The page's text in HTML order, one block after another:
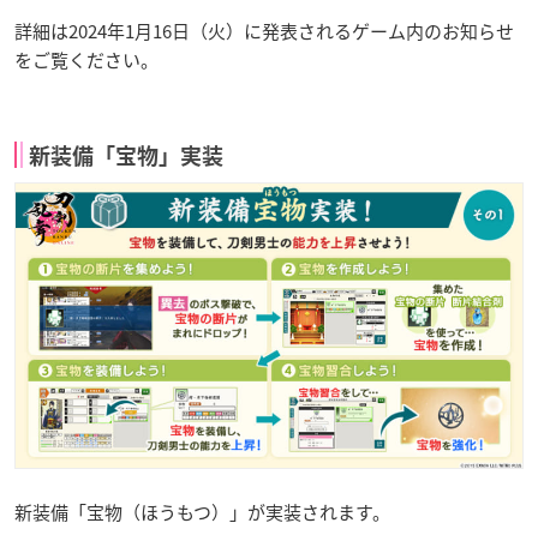
詳細は2024年1月16日（火）に発表されるゲーム内のお知らせ
をご覧ください。
新装備「宝物」実装
新装備「宝物（ほうもつ）」が実装されます。